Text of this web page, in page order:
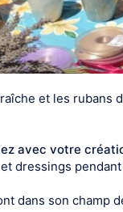
et les rubans
avec votre
dressings
dans son champ